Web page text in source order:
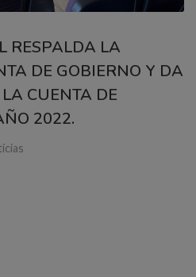
RESPALDA LA
DE GOBIERNO Y DA
CUENTA DE
2022.